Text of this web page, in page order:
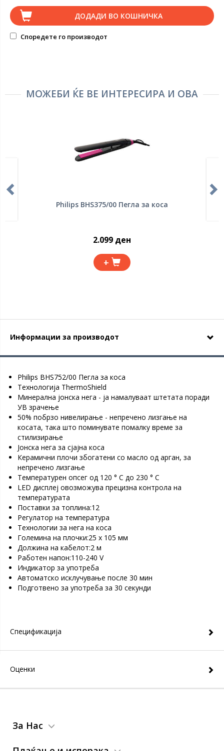
ДОДАДИ ВО КОШНИЧКА
Споредете го производот
МОЖЕБИ ЌЕ ВЕ ИНТЕРЕСИРА И ОВА
Philips BHS375/00 Пегла за коса
2.099 ден
+
Информации за производот
Philips BHS752/00 Пегла за коса
Технологија ThermoShield
Минерална јонска нега - ја намалуваат штетата поради
УВ зрачење
50% побрзо нивелирање - непречено лизгање на
косата, така што поминувате помалку време за
стилизирање
Јонска нега за сјајна коса
Керамични плочи збогатени со масло од арган, за
непречено лизгање
Температурен опсег од 120 ° C до 230 ° C
LED дисплеј овозможува прецизна контрола на
температурата
Поставки за топлина:12
Регулатор на температура
Технологии за нега на коса
Големина на плочки:25 x 105 мм
Должина на кабелот:2 м
Работен напон:110-240 V
Индикатор за употреба
Автоматско исклучување после 30 мин
Подготвено за употреба за 30 секунди
Спецификација
Оценки
За Нас